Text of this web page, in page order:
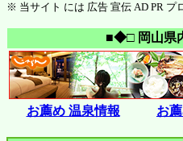
※ 当サイト には 広告 宣伝 AD PR プ
■◆□ 岡山県
お薦め 温泉情報 お